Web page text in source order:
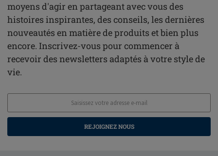
moyens d'agir en partageant avec vous des
histoires inspirantes, des conseils, les dernières
nouveautés en matière de produits et bien plus
encore. Inscrivez-vous pour commencer à
recevoir des newsletters adaptés à votre style de
vie.
REJOIGNEZ NOUS